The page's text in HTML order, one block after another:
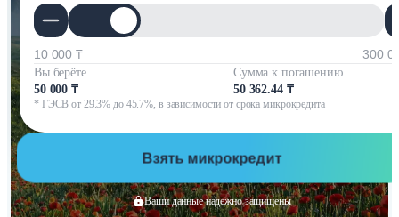
10 000 ₸ 300
Вы берёте
50 000 ₸
Сумма к погашению
50 362.44 ₸
* ГЭСВ от 29.3% до 45.7%, в зависимости от срока микрокредита
Взять микрокредит
Ваши данные надежно защищены